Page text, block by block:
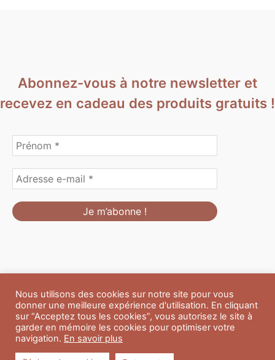
Abonnez-vous à notre newsletter et
recevez en cadeau des produits gratuits !
Formulaire de personnalisation Contact
Boutique
Blog
CGV
Mentions Légales
Politique de confidentialité
A propos
Copyright © 2026 Du Soleil et des Paillettes
Nous utilisons des cookies sur notre site pour vous
donner une meilleure expérience d'utilisation. En cliquant
sur “Acceptez tous les cookies”, vous autorisez le site à
garder en mémoire les cookies pour optimiser votre
navigation. En savoir plus